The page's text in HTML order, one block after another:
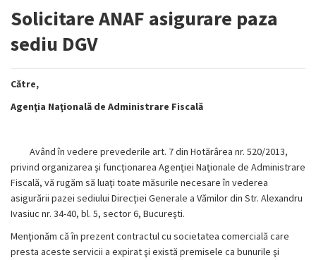
Solicitare ANAF asigurare paza
sediu DGV
Către,
Agenţia Naţională de Administrare Fiscală
Având în vedere prevederile art. 7 din Hotărârea nr. 520/2013,
privind organizarea şi funcţionarea Agenţiei Naţionale de Administrare
Fiscală, vă rugăm să luaţi toate măsurile necesare în vederea
asigurării pazei sediului Direcţiei Generale a Vămilor din Str. Alexandru
Ivasiuc nr. 34-40, bl. 5, sector 6, Bucureşti.
Menţionăm că în prezent contractul cu societatea comercială care
presta aceste servicii a expirat şi există premisele ca bunurile şi